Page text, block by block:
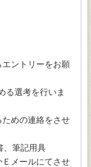
ントリーをお願
る選考を行いま
めの連絡をさせ
筆記用具
メールにてさせ